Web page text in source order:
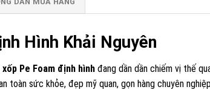
Hình Khải Nguyên
xốp Pe Foam định hình đang dần dần chiếm vị thế
toàn sức khỏe, đẹp mỹ quan, gọn hàng chuyên